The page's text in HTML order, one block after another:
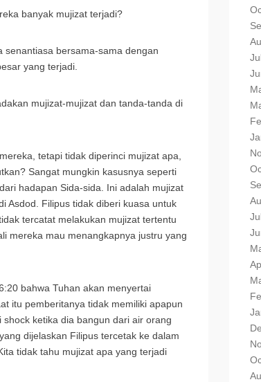
banyak mujizat terjadi?
senantiasa bersama-sama dengan
yang terjadi.
mujizat-mujizat dan tanda-tanda di
tetapi tidak diperinci mujizat apa,
Sangat mungkin kasusnya seperti
hadapan Sida-sida. Ini adalah mujizat
Asdod. Filipus tidak diberi kuasa untuk
tercatat melakukan mujizat tertentu
mereka mau menangkapnya justru yang
bahwa Tuhan akan menyertai
itu pemberitanya tidak memiliki apapun
ketika dia bangun dari air orang
dijelaskan Filipus tercetak ke dalam
tidak tahu mujizat apa yang terjadi